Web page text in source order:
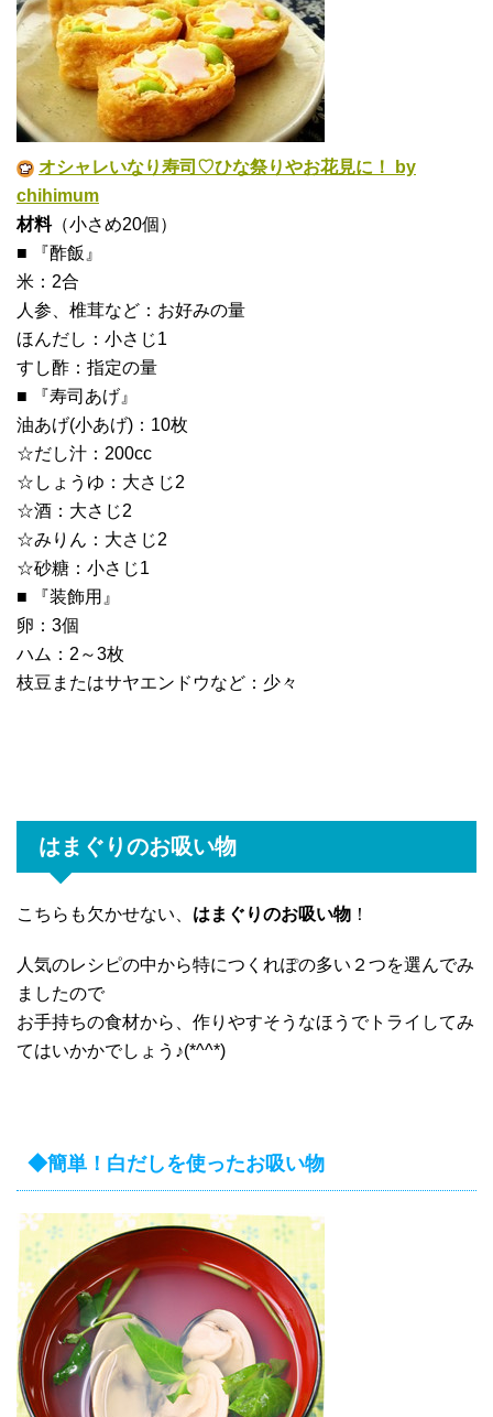
オシャレいなり寿司♡ひな祭りやお花見に！ by
chihimum
材料（小さめ20個）
■ 『酢飯』
米：2合
人参、椎茸など：お好みの量
ほんだし：小さじ1
すし酢：指定の量
■ 『寿司あげ』
油あげ(小あげ)：10枚
☆だし汁：200cc
☆しょうゆ：大さじ2
☆酒：大さじ2
☆みりん：大さじ2
☆砂糖：小さじ1
■ 『装飾用』
卵：3個
ハム：2～3枚
枝豆またはサヤエンドウなど：少々
はまぐりのお吸い物
こちらも欠かせない、 はまぐりのお吸い物 ！
人気のレシピの中から特につくれぽの多い２つを選んでみ
ましたので
お手持ちの食材から、作りやすそうなほうでトライしてみ
てはいかかでしょう♪(*^^*)
◆簡単！白だしを使ったお吸い物